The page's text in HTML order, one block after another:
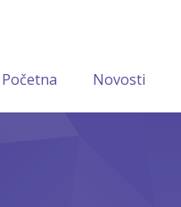
Početna Novosti